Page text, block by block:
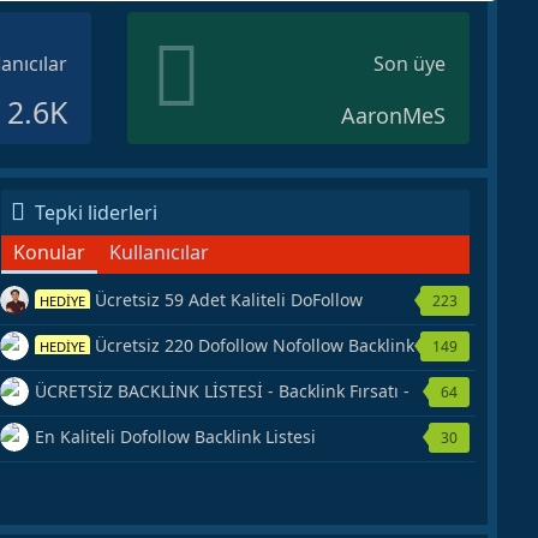
2.6K
Son üye
AaronMeS
Tepki liderleri
Konular
Kullanıcılar
HEDİYE Ücretsiz 59 Adet Kaliteli DoFollow
Backlink Kaynağı Veriyorum.
223
HEDİYE Ücretsiz 220 Dofollow Nofollow Backlink
Veriyorum
149
ÜCRETSİZ BACKLİNK LİSTESİ - Backlink Fırsatı -
Hemen Yetiş!
64
En Kaliteli Dofollow Backlink Listesi 30